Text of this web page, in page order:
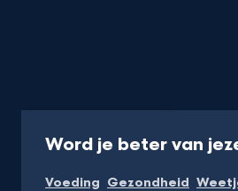
Word je beter van
Voeding Gezondheid